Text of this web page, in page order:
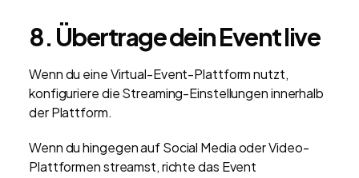
8. Übertrage dein Event live
Wenn du eine Virtual-Event-Plattform nutzt,
konfiguriere die Streaming-Einstellungen innerhalb
der Plattform.
Wenn du hingegen auf Social Media oder Video-
Plattformen streamst, richte das Event